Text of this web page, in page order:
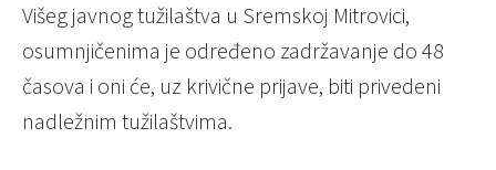
Višeg javnog tužilaštva u Sremskoj Mitrovici,
osumnjičenima je određeno zadržavanje do 48
časova i oni će, uz krivične prijave, biti privedeni
nadležnim tužilaštvima.